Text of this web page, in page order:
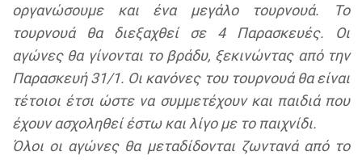
οργανώσουμε και ένα μεγάλο τουρνουά. Το
τουρνουά θα διεξαχθεί σε 4 Παρασκευές. Οι
αγώνες θα γίνονται το βράδυ, ξεκινώντας από την
Παρασκευή 31/1. Οι κανόνες του τουρνουά θα είναι
τέτοιοι έτσι ώστε να συμμετέχουν και παιδιά που
έχουν ασχοληθεί έστω και λίγο με το παιχνίδι.
Όλοι οι αγώνες θα μεταδίδονται ζωντανά από το